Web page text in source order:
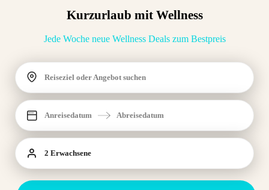
Kurzurlaub mit Wellness
Jede Woche neue Wellness Deals zum Bestpreis
Reiseziel oder Angebot suchen
Anreisedatum Abreisedatum
2 Erwachsene